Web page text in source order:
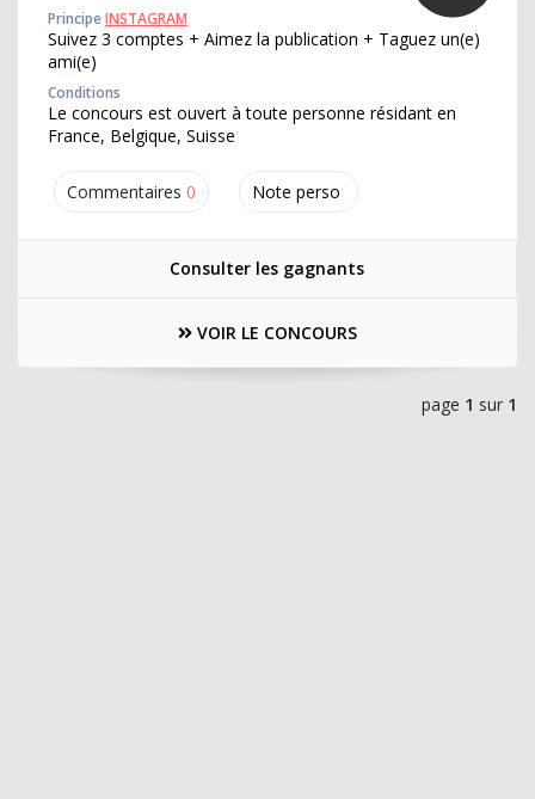
Commentaires 0 Note perso
PrincipeINSTAGRAM
Suivez 3 comptes + Aimez la publication + Taguez un(e)
ami(e)
Conditions
Le concours est ouvert à toute personne résidant en
France, Belgique, Suisse
Consulter les gagnants
VOIR LE CONCOURS
page 1 sur 1